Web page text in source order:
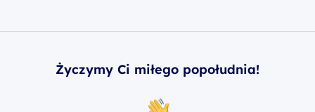
Życzymy Ci miłego popołudnia!